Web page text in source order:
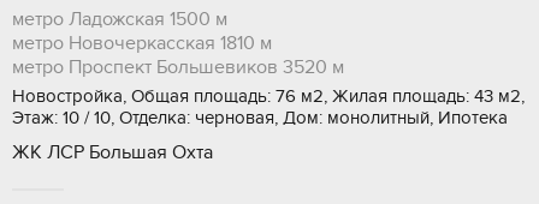
метро Ладожская 1500 м
метро Новочеркасская 1810 м
метро Проспект Большевиков 3520 м
Новостройка, Общая площадь: 76 м2, Жилая площадь: 43 м2,
Этаж: 10 / 10, Отделка: черновая, Дом: монолитный, Ипотека
ЖК ЛСР Большая Охта